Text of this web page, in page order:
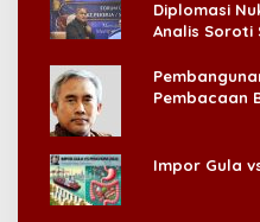
Diplomasi
Analis Soroti
Pembacaan
Impor Gula